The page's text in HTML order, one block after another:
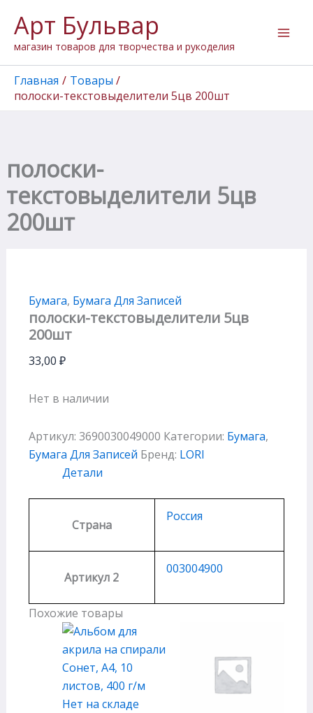
содержимому
Арт Бульвар
магазин товаров для творчества и рукоделия
Главная
Товары
полоски-текстовыделители 5цв 200шт
полоски-
текстовыделители 5цв
200шт
Бумага, Бумага Для Записей
полоски-текстовыделители 5цв
200шт
33,00 ₽
Нет в наличии
Артикул: 3690030049000 Категории: Бумага,
Бумага Для Записей Бренд: LORI
Детали
Страна
Россия
Артикул 2
003004900
Похожие товары
Нет на складе